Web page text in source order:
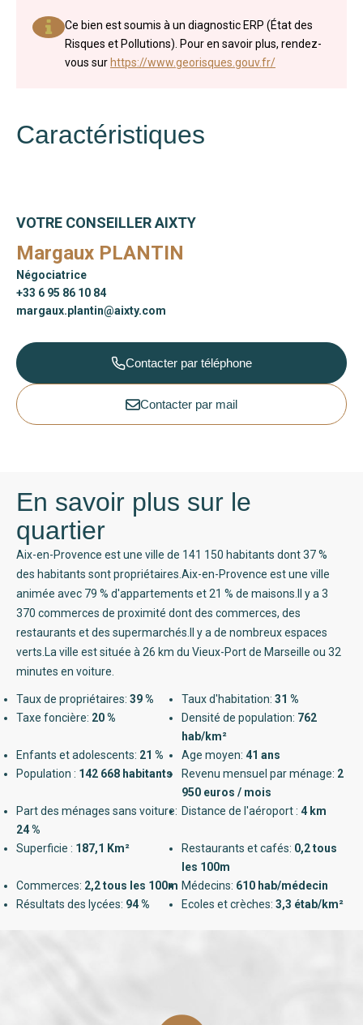
Ce bien est soumis à un diagnostic ERP (État des
Risques et Pollutions). Pour en savoir plus, rendez-
vous sur https://www.georisques.gouv.fr/
Caractéristiques
VOTRE CONSEILLER AIXTY
Margaux PLANTIN
Négociatrice
+33 6 95 86 10 84
margaux.plantin@aixty.com
Contacter par téléphone
Contacter par mail
En savoir plus sur le
quartier
Aix-en-Provence est une ville de 141 150 habitants dont 37 %
des habitants sont propriétaires.Aix-en-Provence est une ville
animée avec 79 % d'appartements et 21 % de maisons.Il y a 3
370 commerces de proximité dont des commerces, des
restaurants et des supermarchés.Il y a de nombreux espaces
verts.La ville est située à 26 km du Vieux-Port de Marseille ou 32
minutes en voiture.
Taux de propriétaires: 39 % Taux d'habitation: 31 %
Taxe foncière: 20 % Densité de population: 762
hab/km²
Enfants et adolescents: 21 % Age moyen: 41 ans
Population : 142 668 habitants Revenu mensuel par ménage: 2
950 euros / mois
Part des ménages sans voiture:
24 %
Distance de l'aéroport : 4 km
Superficie : 187,1 Km² Restaurants et cafés: 0,2 tous
les 100m
Commerces: 2,2 tous les 100m Médecins: 610 hab/médecin
Résultats des lycées: 94 % Ecoles et crèches: 3,3 étab/km²